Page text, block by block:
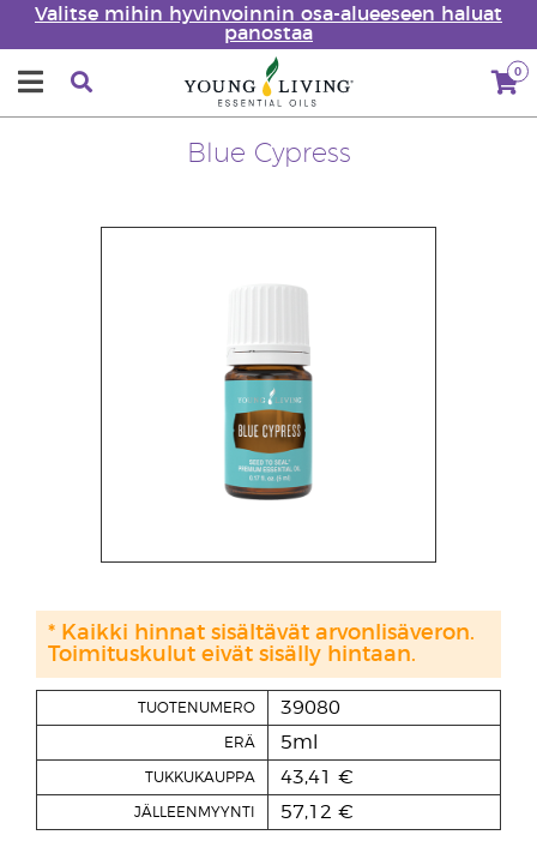
Valitse mihin hyvinvoinnin osa-alueeseen haluat
panostaa
0
Blue Cypress
TUOTENUMERO 39080
ERÄ 5ml
TUKKUKAUPPA 43,41 €
JÄLLEENMYYNTI 57,12 €
* Kaikki hinnat sisältävät arvonlisäveron.
Toimituskulut eivät sisälly hintaan.